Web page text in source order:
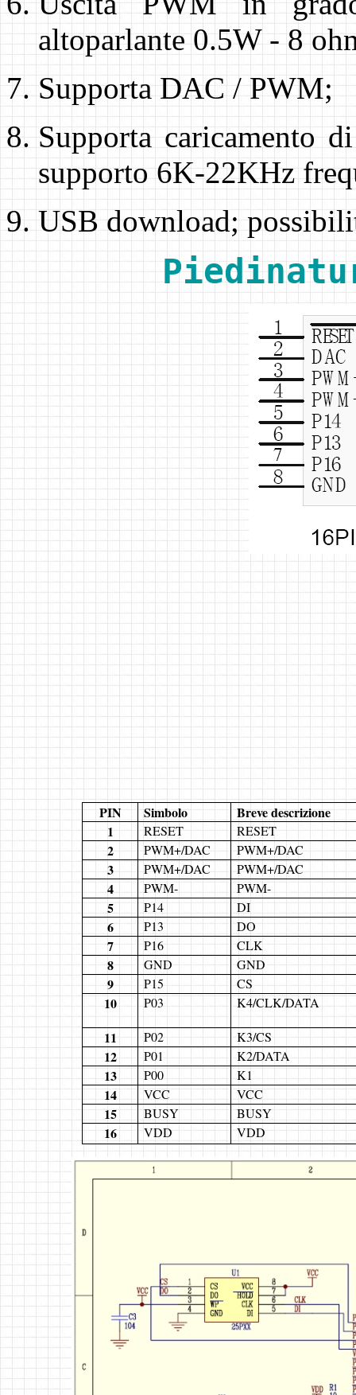
altoparlante 0.5W - 8
Supporta DAC / PWM;
Supporta caricamento
supporto 6K-22KHz
USB download;
PIN Simbolo
Breve descrizione
1
RESET RESET
2 PWM+/DAC PWM+/DAC
3 PWM+/DAC PWM+/DAC
4 PWM- PWM-
5 P14 DI
6 P13 DO
7 P16 CLK
8 GND GND
9 P15 CS
10 P03 K4/CLK/DATA
11 P02 K3/CS
12 P01 K2/DATA
13 P00 K1
14 VCC VCC
15 BUSY BUSY
16 VDD VDD